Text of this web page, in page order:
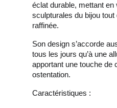
éclat durable, mettant en
sculpturales du bijou
raffinée.
Son design s’accorde
tous les jours qu’à une
apportant une touche de
ostentation.
Caractéristiques :